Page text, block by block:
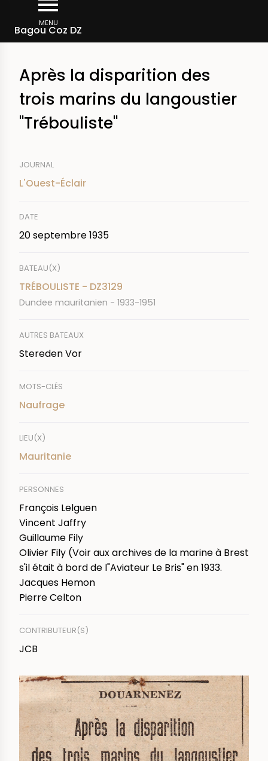
contenu
MENU
Bagou Coz DZ
d'Ariane
Rechercher dans la presse
Après la disparition des
trois marins du langoustier
"Trébouliste"
JOURNAL
L'Ouest-Éclair
DATE
20 septembre 1935
BATEAU(X)
TRÉBOULISTE - DZ3129
Dundee mauritanien - 1933-1951
AUTRES BATEAUX
Stereden Vor
MOTS-CLÉS
Naufrage
LIEU(X)
Mauritanie
PERSONNES
François Lelguen
Vincent Jaffry
Guillaume Fily
Olivier Fily (Voir aux archives de la marine à Brest
s'il était à bord de l"Aviateur Le Bris" en 1933.
Jacques Hemon
Pierre Celton
CONTRIBUTEUR(S)
JCB
IMAGE